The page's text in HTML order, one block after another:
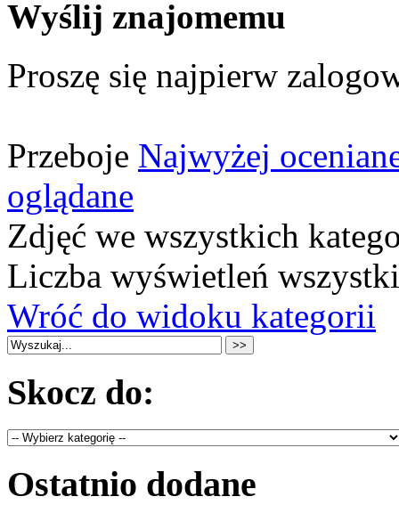
Wyślij znajomemu
Proszę się najpierw
Przeboje Najwyżej
oglądane
Zdjęć we wszystkich
Liczba wyświetleń
Wróć do widoku kategorii
Skocz do:
Ostatnio dodane